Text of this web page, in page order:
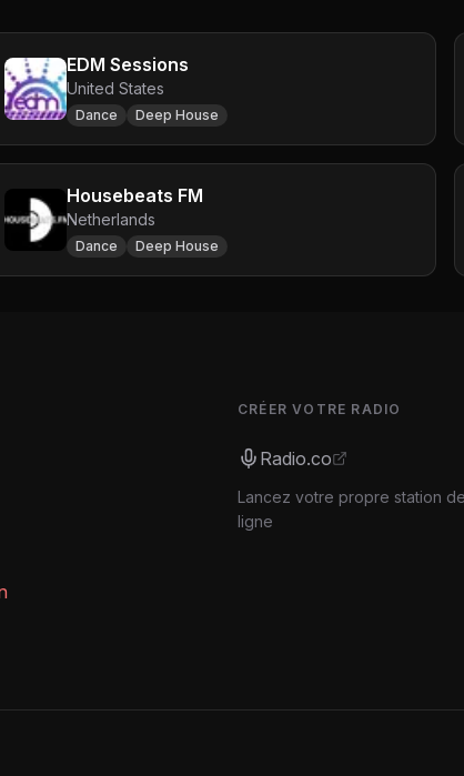
EDM Sessions
United States
Dance Deep House
Housebeats FM
Netherlands
Dance Deep House
CRÉER VOTRE RADIO
Radio.co
Lancez votre propre station
ligne